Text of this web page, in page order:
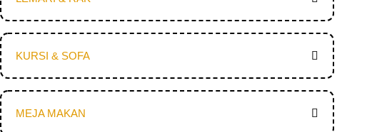
KURSI & SOFA
MEJA MAKAN